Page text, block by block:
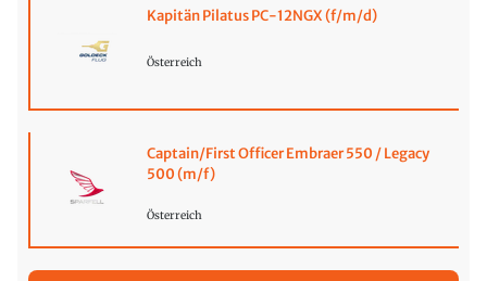
Kapitän Pilatus PC-12NGX (f/m/d)
Österreich
Captain/First Officer Embraer 550 / Legacy
500 (m/f)
Österreich